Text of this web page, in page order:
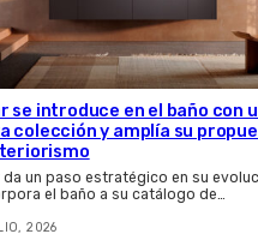
se introduce en el baño con
colección y amplía su
da un paso estratégico en su
el baño a su catálogo de…
2026